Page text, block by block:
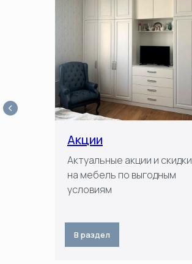
Акции
Актуальные акции и скидки
на мебель по выгодным
условиям
В раздел